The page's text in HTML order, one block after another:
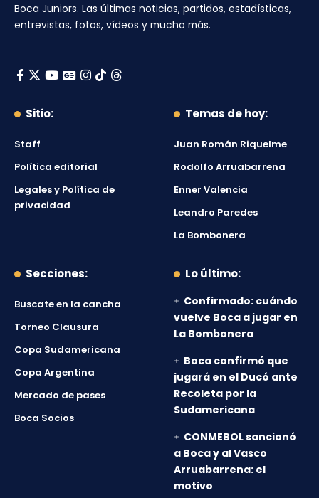
Boca Juniors. Las últimas noticias, partidos, estadísticas,
entrevistas, fotos, vídeos y mucho más.
Sitio:
Staff
Política editorial
Legales y Política de
privacidad
Temas de hoy:
Juan Román Riquelme
Rodolfo Arruabarrena
Enner Valencia
Leandro Paredes
La Bombonera
Secciones:
Buscate en la cancha
Torneo Clausura
Copa Sudamericana
Copa Argentina
Mercado de pases
Boca Socios
Lo último:
Confirmado: cuándo
vuelve Boca a jugar en
La Bombonera
Boca confirmó que
jugará en el Ducó ante
Recoleta por la
Sudamericana
CONMEBOL sancionó
a Boca y al Vasco
Arruabarrena: el
motivo